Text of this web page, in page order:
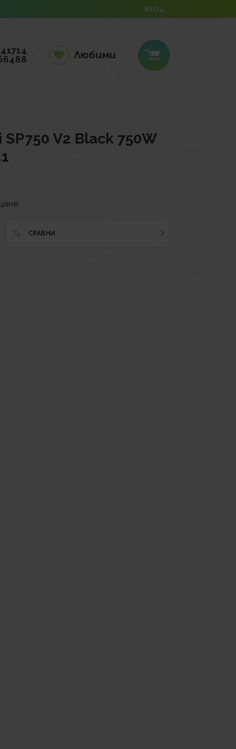
ВХОД
Любими
V2 Black 750W
СРАВНИ